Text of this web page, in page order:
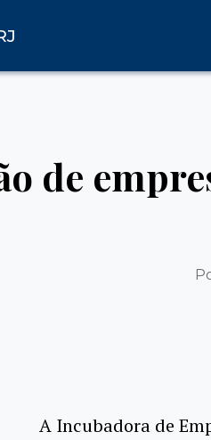
de
A Incubadora de